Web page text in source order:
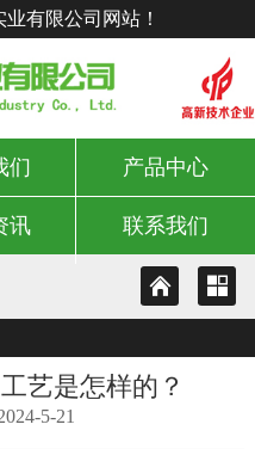
有限公司网站！
们 产品中心
讯 联系我们
艺是怎样的？
5-21